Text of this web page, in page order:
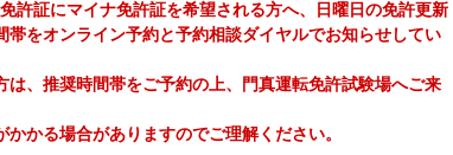
許証にマイナ免許証を希望される方へ、日曜日の免許更新
をオンライン予約と予約相談ダイヤルでお知らせしてい
、推奨時間帯をご予約の上、門真運転免許試験場へご来
かる場合がありますのでご理解ください。